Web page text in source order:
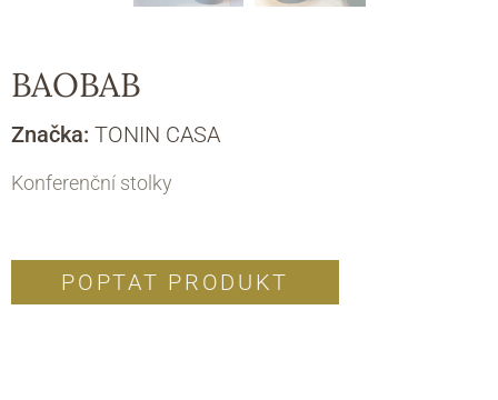
BAOBAB
Značka: TONIN CASA
Konferenční stolky
POPTAT PRODUKT